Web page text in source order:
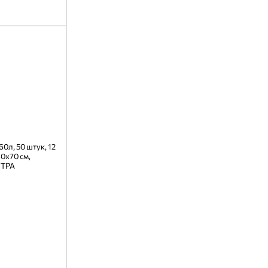
50 штук, 12
см,